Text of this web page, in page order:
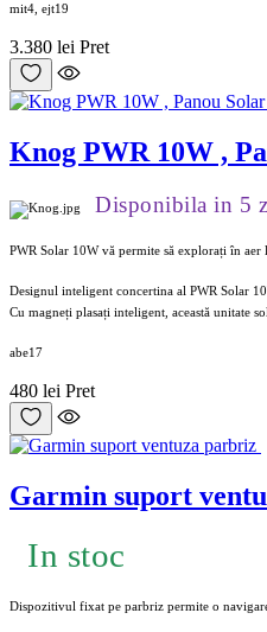
mit4, ejt19
3.380 lei Pret
Knog PWR 10W ,
Disponibila in 5
PWR Solar 10W vă permite să explorați în
Designul inteligent concertina al PWR Solar
Cu magneți plasați inteligent, această unitate
abe17
480 lei Pret
Garmin suport
In stoc
Dispozitivul fixat pe parbriz permite o